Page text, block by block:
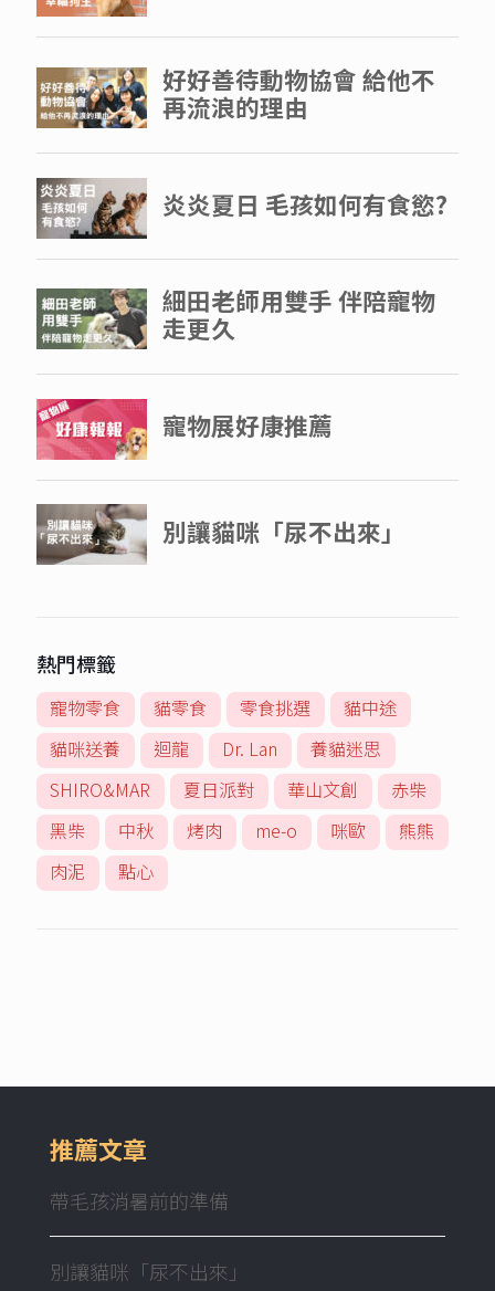
熱門標籤
寵物零食 貓零食 零食挑選
貓中途
貓咪送養
迴龍 Dr. Lan
養貓迷思
SHIRO&MAR
夏日派對 華山文創
赤柴
黑柴
中秋 烤肉 me-o 咪歐
熊熊
肉泥
點心
推薦文章
帶毛孩消暑前的準備
別讓貓咪「尿不出來」